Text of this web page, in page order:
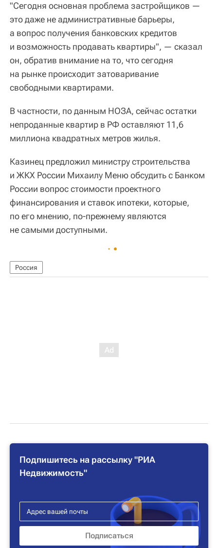
"Сегодня основная проблема застройщиков —
это даже не административные барьеры,
а вопрос получения банковских кредитов
и возможность продавать квартиры", — сказал
он, обратив внимание на то, что сегодня
на рынке происходит затоваривание
свободными квартирами.
В частности, по данным НОЗА, сейчас остатки
непроданные квартир в РФ оставляют 11,6
миллиона квадратных метров жилья.
Казинец предложил министру строительства
и ЖКХ России Михаилу Меню обсудить с Банком
России вопрос стоимости проектного
финансирования и ставок ипотеки, которые,
по его мнению, по-прежнему являются
не самыми доступными.
Россия
Подпишитесь на рассылку "РИА
Недвижимость"